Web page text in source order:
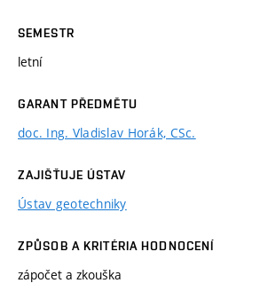
SEMESTR
letní
GARANT PŘEDMĚTU
doc. Ing. Vladislav Horák, CSc.
ZAJIŠŤUJE ÚSTAV
Ústav geotechniky
ZPŮSOB A KRITÉRIA HODNOCENÍ
zápočet a zkouška